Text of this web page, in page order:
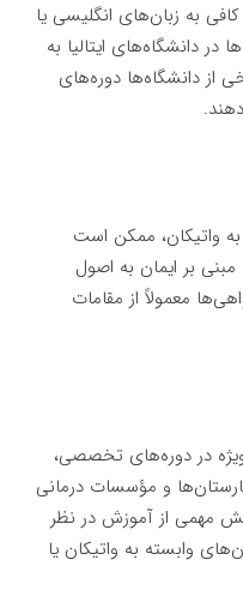
به زبان‌های انگلیسی یا
در دانشگاه‌های ایتالیا به
از دانشگاه‌ها دوره‌های
واتیکان، ممکن است
بر ایمان به اصول
معمولاً از مقامات
در دوره‌های تخصصی،
و مؤسسات درمانی
مهمی از آموزش در نظر
وابسته به واتیکان یا